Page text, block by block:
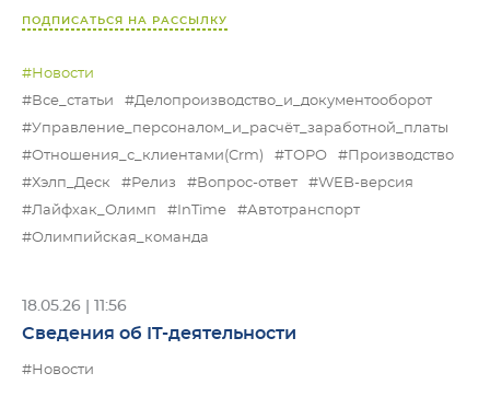
ПОДПИСАТЬСЯ НА РАССЫЛКУ
#Новости
#Все_статьи
#Делопроизводство_и_документооборот
#Управление_персоналом_и_расчёт_заработной_платы
#Отношения_с_клиентами(Crm)
#ТОРО
#Производство
#Хэлп_Деск
#Релиз #Вопрос-ответ
#WEB-версия
#Лайфхак_Олимп
#InTime
#Автотранспорт
#Олимпийская_команда
18.05.26 | 11:56
Сведения об IT-деятельности
#Новости